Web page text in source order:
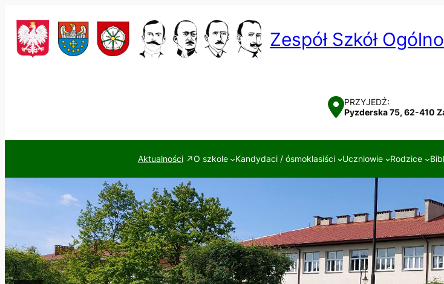
do
treści
Zespół Szkół
PRZYJEDŹ:
Pyzderska 75, 62-410
Aktualności O szkole Kandydaci / ósmoklasiści Uczniowie Rodzice